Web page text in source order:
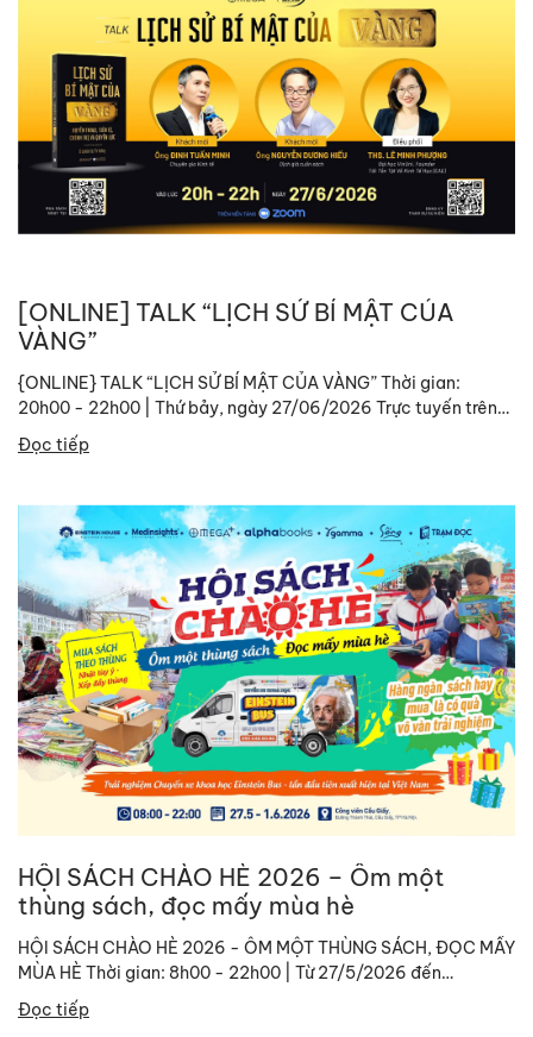
[ONLINE] TALK “LỊCH SỬ BÍ MẬT CỦA
VÀNG”
{ONLINE} TALK “LỊCH SỬ BÍ MẬT CỦA VÀNG” Thời gian:
20h00 - 22h00 | Thứ bảy, ngày 27/06/2026 Trực tuyến trên
nền tảng Zoom Link tham gia:
https://zoom.us/j/96375018556?
Đọc tiếp
HỘI SÁCH CHÀO HÈ 2026 – Ôm một
thùng sách, đọc mấy mùa hè
HỘI SÁCH CHÀO HÈ 2026 - ÔM MỘT THÙNG SÁCH, ĐỌC MẤY
MÙA HÈ Thời gian: 8h00 - 22h00 | Từ 27/5/2026 đến
01/06/2026. Địa chỉ: Công viên...
Đọc tiếp